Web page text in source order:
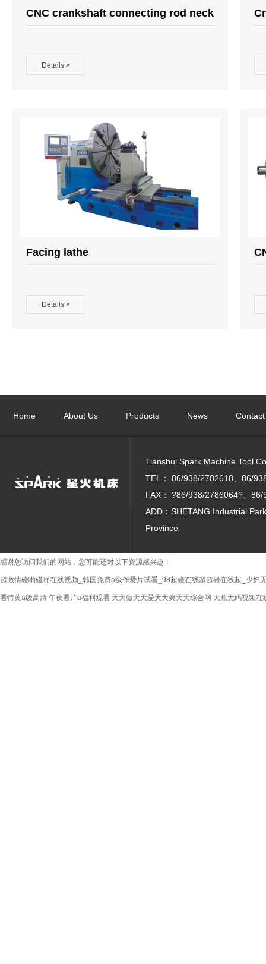
CNC crankshaft connecting rod neck
Details >
Facing lathe
Details >
Home About Us Products News
Tianshui Spark Machine Tool
TEL： 86/938/2782618、86/
FAX： ?86/938/2786064?、
ADD：SHETANG Industrial
Province
感谢您访问我们的网站，您可能还对以下资源感兴趣：
超激情碰啪碰啪在线视频_韩国免费a级作爱片试看_98超碰在线超超碰在线超_少妇
看特黄a级高清 午夜看片a福利观看 天天做天天爱天天爽天天综合网 大蕉无码视频在